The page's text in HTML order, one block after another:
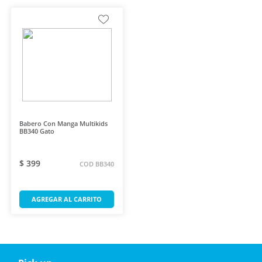
Babero Con Manga Multikids
BB340 Gato
$ 399 COD BB340
AGREGAR AL CARRITO